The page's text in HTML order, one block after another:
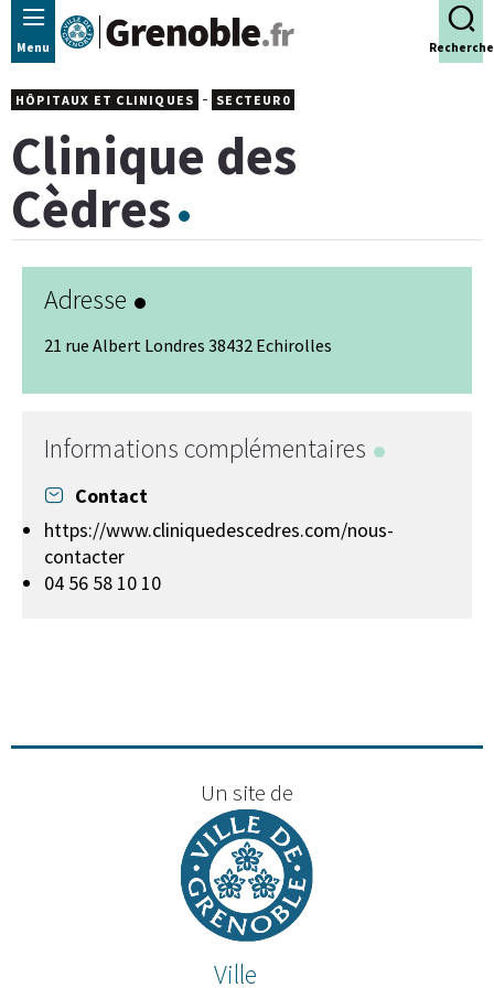
Panneau de gestion des cookies
Menu Recherche
Clinique des
Cèdres
HÔPITAUX ET CLINIQUES - SECTEUR0
Adresse
21 rue Albert Londres 38432 Echirolles
−
Informations complémentaires
Contact
https://www.cliniquedescedres.com/nous-
contacter
04 56 58 10 10
Un site de
Ville